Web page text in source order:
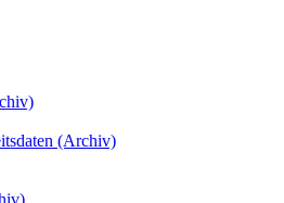
(Archiv)